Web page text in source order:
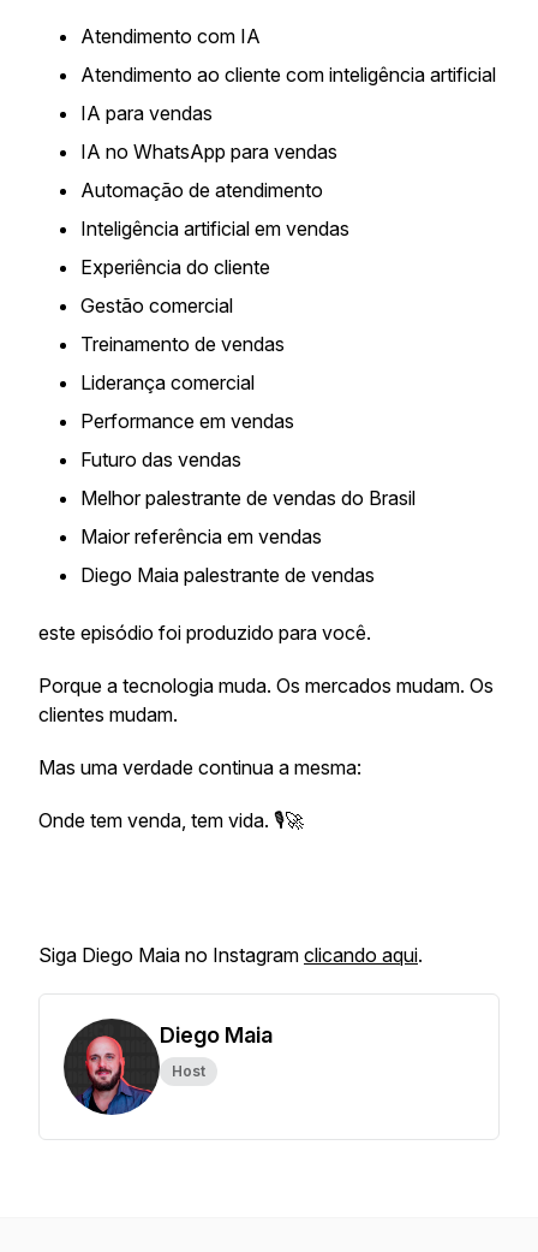
Atendimento com IA
Atendimento ao cliente com inteligência artificial
IA para vendas
IA no WhatsApp para vendas
Automação de atendimento
Inteligência artificial em vendas
Experiência do cliente
Gestão comercial
Treinamento de vendas
Liderança comercial
Performance em vendas
Futuro das vendas
Melhor palestrante de vendas do Brasil
Maior referência em vendas
Diego Maia palestrante de vendas
este episódio foi produzido para você.
Porque a tecnologia muda. Os mercados mudam. Os
clientes mudam.
Mas uma verdade continua a mesma:
Onde tem venda, tem vida. 🎙️🚀
Siga Diego Maia no Instagram clicando aqui.
Diego Maia
Host